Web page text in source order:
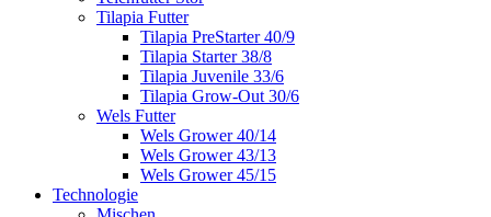
Tilapia Futter
Tilapia PreStarter 40/9
Tilapia Starter 38/8
Tilapia Juvenile 33/6
Tilapia Grow-Out 30/6
Wels Futter
Wels Grower 40/14
Wels Grower 43/13
Wels Grower 45/15
Technologie